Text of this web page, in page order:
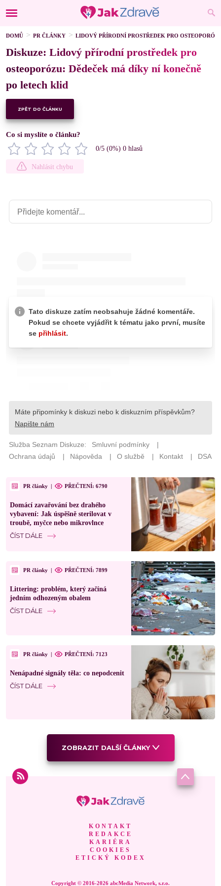
DOMŮ PR ČLÁNKY LIDOVÝ PŘÍRODNÍ PROSTŘEDEK PRO
Diskuze: Lidový přírodní prostředek pro
osteoporózu: Dědeček má díky ní konečně
po letech klid
ZPĚT DO ČLÁNKU
Co si myslíte o článku?
0/5 (0%) 0 hlasů
Nahlásit chybu
PR články | PŘEČTENÍ: 6790
Domácí zavařování bez drahého
vybavení: Jak úspěšně sterilovat v
troubě, myčce nebo mikrovlnce
ČÍST DÁLE
PR články | PŘEČTENÍ: 7899
Littering: problém, který začíná
jedním odhozeným obalem
ČÍST DÁLE
PR články | PŘEČTENÍ: 7123
Nenápadné signály těla: co nepodcenit
ČÍST DÁLE
ZOBRAZIT DALŠÍ ČLÁNKY
KONTAKT
REDAKCE
KARIÉRA
COOKIES
ETICKÝ KODEX
Copyright © 2016-2026 abcMedia Network, s.r.o.